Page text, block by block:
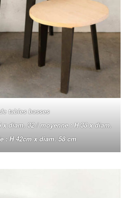
tables basses
diam. 32 / moyenne : H 38 x diam.
: H 42cm x diam. 58 cm